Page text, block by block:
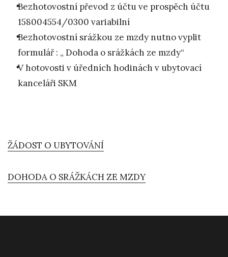
Bezhotovostní převod z účtu ve prospěch účtu
158004554/0300 variabilní
Bezhotovostní srážkou ze mzdy nutno vyplit
formulář : „ Dohoda o srážkách ze mzdy“
V hotovosti v úředních hodinách v ubytovací
kanceláři SKM
ŽÁDOST O UBYTOVÁNÍ
DOHODA O SRÁŽKÁCH ZE MZDY